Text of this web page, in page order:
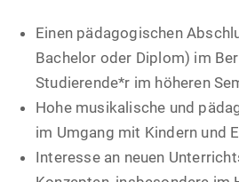
Einen pädagogischen
Bachelor oder Diplom) im
Studierende*r im höheren
Hohe musikalische und
im Umgang mit Kindern und
Interesse an neuen